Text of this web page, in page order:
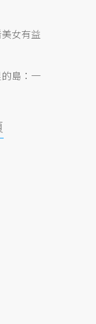
女有益
島：一